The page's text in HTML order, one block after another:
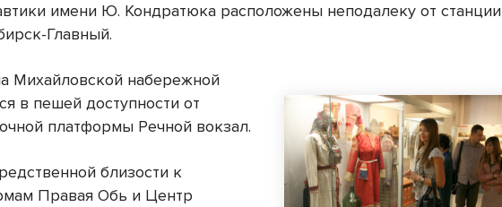
имени Ю. Кондратюка расположены неподалеку от станции
Главный.
Михайловской набережной
в пешей доступности от
платформы Речной вокзал.
близости к
Правая Обь и Центр